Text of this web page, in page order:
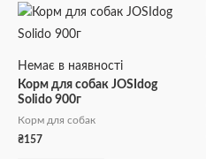
Немає в наявності
Корм для собак JOSIdog
Solido 900г
Корм для собак
₴157